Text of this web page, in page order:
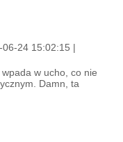
24 15:02:15 |
w ucho, co nie
Damn, ta